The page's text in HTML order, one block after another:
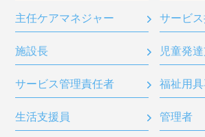
主任ケアマネジャー サービ
施設長 児童発
サービス管理責任者 福祉用
生活支援員 管理者